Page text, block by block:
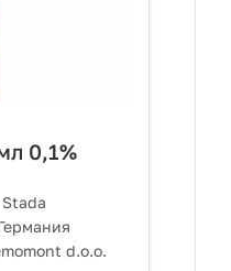
0,1%
Stada
d.o.o.